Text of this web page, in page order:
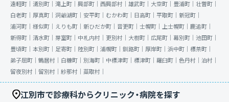
遠軽町｜ 湧別町｜ 滝上町｜ 興部町｜ 西興部村｜ 雄武町｜ 大空町｜ 豊浦町｜ 壮瞥町｜
白老町｜ 厚真町｜ 洞爺湖町｜ 安平町｜ むかわ町｜ 日高町｜ 平取町｜ 新冠町｜
浦河町｜ 様似町｜ えりも町｜ 新ひだか町｜ 音更町｜ 士幌町｜ 上士幌町｜ 鹿追町｜
新得町｜ 清水町｜ 芽室町｜ 中札内村｜ 更別村｜ 大樹町｜ 広尾町｜ 幕別町｜ 池田町｜
豊頃町｜ 本別町｜ 足寄町｜ 陸別町｜ 浦幌町｜ 釧路町｜ 厚岸町｜ 浜中町｜ 標茶町｜
弟子屈町｜ 鶴居村｜ 白糠町｜ 別海町｜ 中標津町｜ 標津町｜ 羅臼町｜ 色丹村｜ 泊村｜
留夜別村｜ 留別村｜ 紗那村｜ 蘂取村｜
江別市で診療科からクリニック・病院を探す